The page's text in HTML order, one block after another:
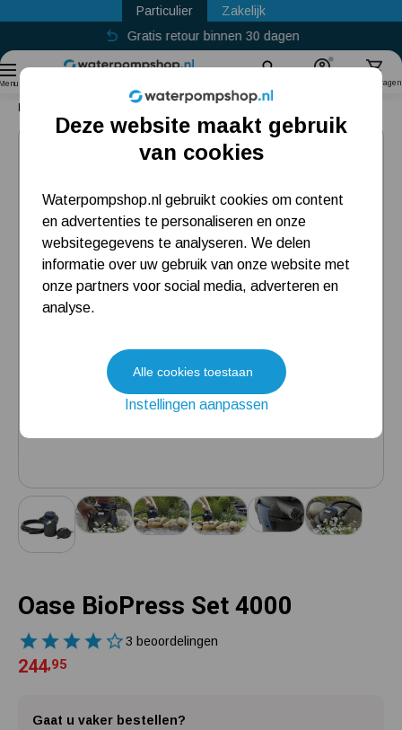
Particulier
Zakelijk
Gratis retour binnen 30 dagen
Winkelwagen
Hydrofoorpomp
Dompelpomp
Pompput
Meest gelezen blogs
Tuin besproeien? Lees hier welke tuinpomp u nodig heeft
Installatie van een beregenings- / hydrofoorpomp
Oase BioPress Set 4000
3 beoordelingen
244,95
Gaat u vaker bestellen?
Deze website maakt gebruik
van cookies
Waterpompshop.nl gebruikt cookies om content
en advertenties te personaliseren en onze
websitegegevens te analyseren. We delen
informatie over uw gebruik van onze website met
onze partners voor social media, adverteren en
analyse.
Alle cookies toestaan
Instellingen aanpassen